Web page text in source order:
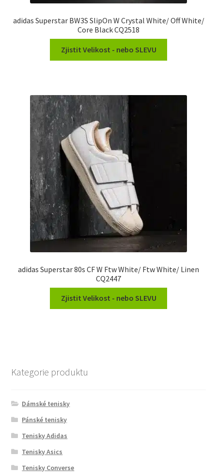
adidas Superstar BW3S SlipOn W Crystal White/ Off White/
Core Black CQ2518
Zjistit Velikost - nebo SLEVU
adidas Superstar 80s CF W Ftw White/ Ftw White/ Linen
CQ2447
Zjistit Velikost - nebo SLEVU
Kategorie produktu
Dámské tenisky
Pánské tenisky
Tenisky Adidas
Tenisky Asics
Tenisky Converse